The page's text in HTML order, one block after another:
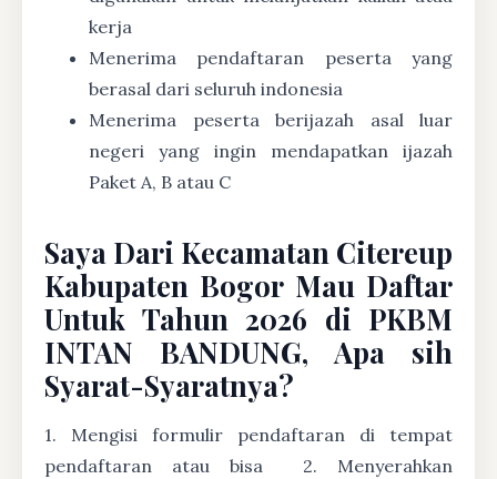
kerja
Menerima pendaftaran peserta yang
berasal dari seluruh indonesia
Menerima peserta berijazah asal luar
negeri yang ingin mendapatkan ijazah
Paket A, B atau C
Saya Dari Kecamatan Citereup
Kabupaten Bogor Mau Daftar
Untuk Tahun 2026 di PKBM
INTAN BANDUNG, Apa sih
Syarat-Syaratnya?
1. Mengisi formulir pendaftaran di tempat
pendaftaran atau bisa
2. Menyerahkan